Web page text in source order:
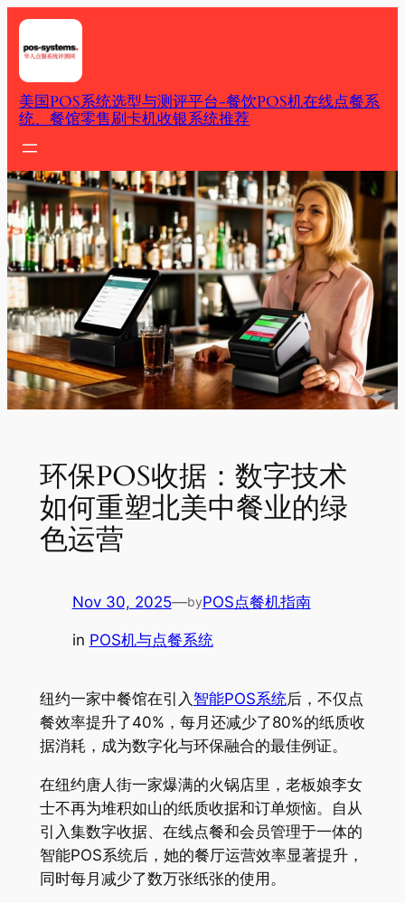
Skip
content
美国POS系统选型与测评平台-餐饮POS机在线点餐系
统、餐馆零售刷卡机收银系统推荐
环保POS收据：数字技术
如何重塑北美中餐业的绿
色运营
Nov 30, 2025—byPOS点餐机指南
in POS机与点餐系统
纽约一家中餐馆在引入 智能POS系统后，不仅点
餐效率提升了40%，每月还减少了80%的纸质收
据消耗，成为数字化与环保融合的最佳例证。
在纽约唐人街一家爆满的火锅店里，老板娘李女
士不再为堆积如山的纸质收据和订单烦恼。自从
引入集数字收据、在线点餐和会员管理于一体的
智能POS系统后，她的餐厅运营效率显著提升，
同时每月减少了数万张纸张的使用。